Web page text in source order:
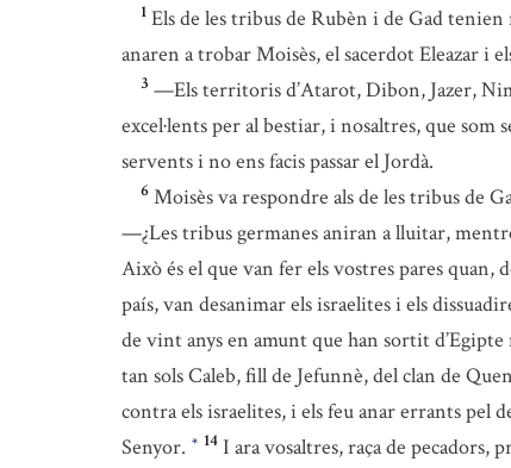
1 Els de les tribus de Rubèn i de Gad
anaren a trobar Moisès, el sacerdot Eleazar i
3 —Els territoris d’Atarot, Dibon, Jazer,
excel·lents per al bestiar, i nosaltres, que
servents i no ens facis passar el Jordà.
6 Moisès va respondre als de les tribus de
—¿Les tribus germanes aniran a lluitar,
Això és el que van fer els vostres pares quan,
país, van desanimar els israelites i els
de vint anys en amunt que han sortit
tan sols Caleb, fill de Jefunnè, del clan de
contra els israelites, i els feu anar errants pel
Senyor. * 14 I ara vosaltres, raça de pecadors,